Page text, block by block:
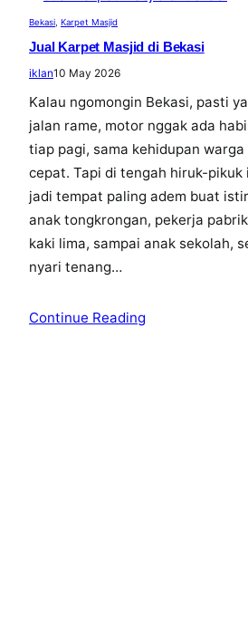
Bekasi Karpet Masjid
Jual Karpet Masjid di Bekasi
iklan10 May 2026
Kalau ngomongin Bekasi, pasti
jalan rame, motor nggak ada
tiap pagi, sama kehidupan
cepat. Tapi di tengah hiruk-
jadi tempat paling adem buat
anak tongkrongan, pekerja
kaki lima, sampai anak sekolah,
nyari tenang…
Continue Reading